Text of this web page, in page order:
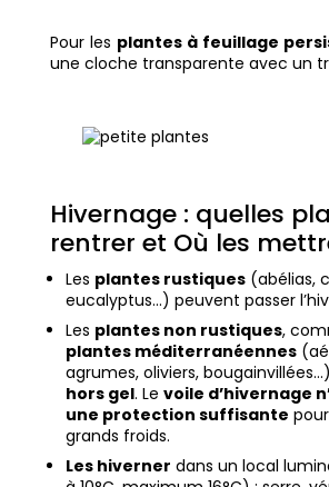
Pour les plantes à feuillage
une cloche transparente avec un
Hivernage : quelles
rentrer et Où les
Les plantes rustiques(abélias,
eucalyptus…) peuvent passer
Les plantes non rustiques,
plantes méditerranéennes
agrumes, oliviers,
hors gel. Le voile d’hivernage
une protection suffisante
grands froids.
Les hiverner dans un local